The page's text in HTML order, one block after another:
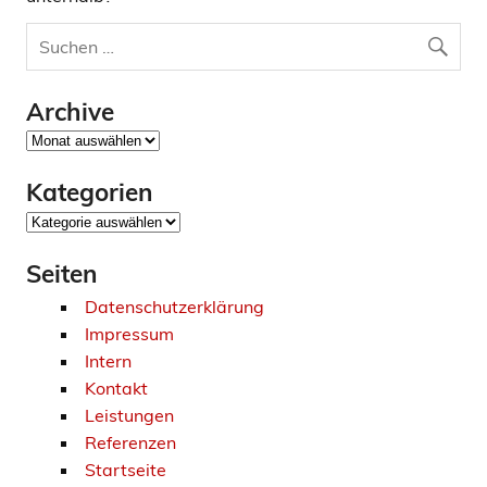
Archive
Archive
Kategorien
Kategorien
Seiten
Datenschutzerklärung
Impressum
Intern
Kontakt
Leistungen
Referenzen
Startseite